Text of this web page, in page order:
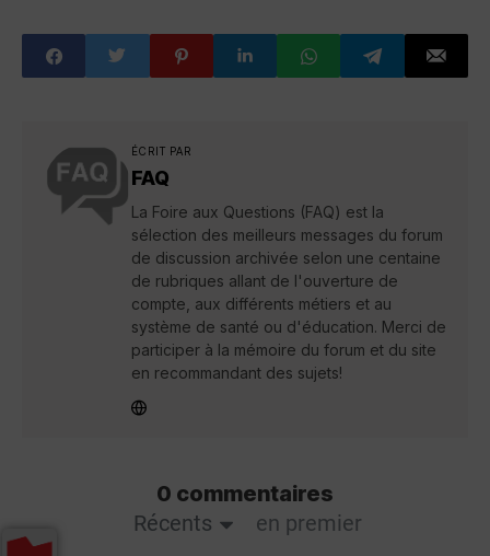
ÉCRIT PAR
FAQ
La Foire aux Questions (FAQ) est la
sélection des meilleurs messages du forum
de discussion archivée selon une centaine
de rubriques allant de l'ouverture de
compte, aux différents métiers et au
système de santé ou d'éducation. Merci de
participer à la mémoire du forum et du site
en recommandant des sujets!
0 commentaires
Récents
en premier